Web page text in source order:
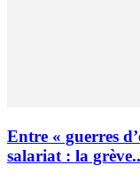
Entre « guerres
salariat : la